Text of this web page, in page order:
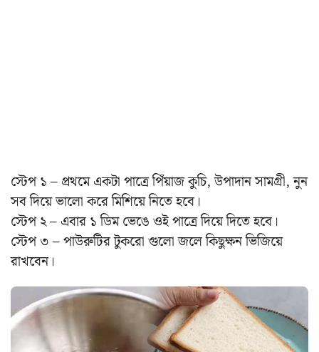
স্টেপ ১ – প্রথমে একটা পাত্রে পিঁয়াজ কুচি, উপাদান সামগ্রী, নুন
সব দিয়ে ভালো করে মিশিয়ে নিতে হবে।
স্টেপ ২ – এবার ১ ডিম ভেঙে ওই পাত্রে দিয়ে দিতে হবে।
স্টেপ ৩ – পাউরুটির টুকরো গুলো জলে কিছুক্ষন ভিজিয়ে
রাখবেন।